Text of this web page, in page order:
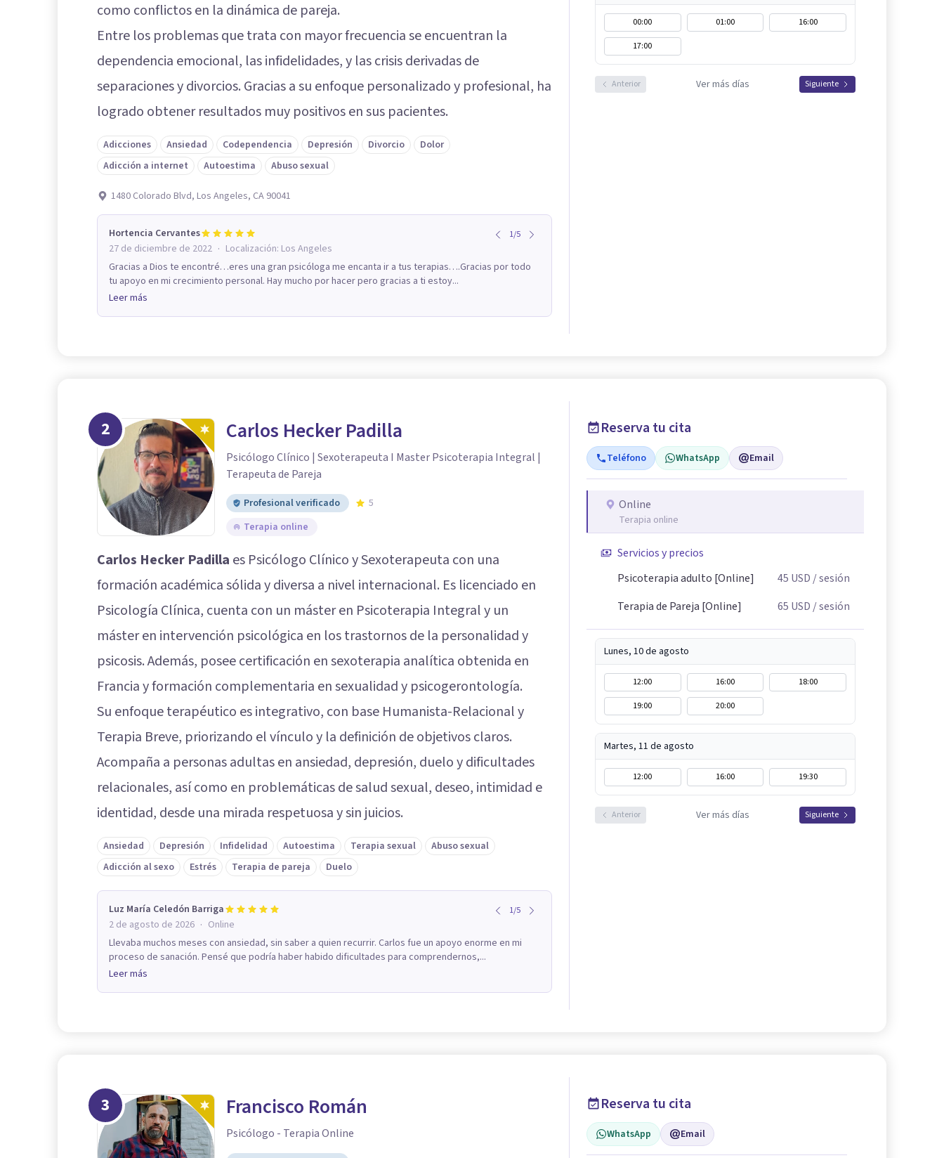
como conflictos en la dinámica de pareja.
Entre los problemas que trata con mayor frecuencia se encuentran la
dependencia emocional, las infidelidades, y las crisis derivadas de
separaciones y divorcios. Gracias a su enfoque personalizado y profesional, ha
logrado obtener resultados muy positivos en sus pacientes.
Adicciones Ansiedad Codependencia Depresión Divorcio
Dolor
Adicción a internet
Autoestima Abuso sexual
1480 Colorado Blvd, Los Angeles, CA 90041
Hortencia Cervantes 1/5
27 de diciembre de 2022 · Localización: Los Angeles
Gracias a Dios te encontré…eres una gran psicóloga me encanta ir a tus terapias….Gracias por todo
tu apoyo en mi crecimiento personal. Hay mucho por hacer pero gracias a ti estoy...
Leer más
00:00 01:00
16:00
17:00
Anterior Ver más días Siguiente
2 Carlos Hecker Padilla
Psicólogo Clínico | Sexoterapeuta I Master Psicoterapia Integral |
Terapeuta de Pareja
Profesional verificado
5
Terapia online
Carlos Hecker Padilla es Psicólogo Clínico y Sexoterapeuta con una
formación académica sólida y diversa a nivel internacional. Es licenciado en
Psicología Clínica, cuenta con un máster en Psicoterapia Integral y un
máster en intervención psicológica en los trastornos de la personalidad y
psicosis. Además, posee certificación en sexoterapia analítica obtenida en
Francia y formación complementaria en sexualidad y psicogerontología.
Su enfoque terapéutico es integrativo, con base Humanista-Relacional y
Terapia Breve, priorizando el vínculo y la definición de objetivos claros.
Acompaña a personas adultas en ansiedad, depresión, duelo y dificultades
relacionales, así como en problemáticas de salud sexual, deseo, intimidad e
identidad, desde una mirada respetuosa y sin juicios.
Ansiedad Depresión Infidelidad Autoestima Terapia sexual
Abuso sexual
Adicción al sexo
Estrés Terapia de pareja Duelo
Luz María Celedón Barriga 1/5
2 de agosto de 2026 · Online
Llevaba muchos meses con ansiedad, sin saber a quien recurrir. Carlos fue un apoyo enorme en mi
proceso de sanación. Pensé que podría haber habido dificultades para comprendernos,...
Leer más
Reserva tu cita
Teléfono WhatsApp Email
Online
Terapia online
Servicios y precios
Psicoterapia adulto [Online]
45 USD/ sesión
Terapia de Pareja [Online]
65 USD/ sesión
Lunes, 10 de agosto
12:00 16:00
18:00
19:00
20:00
Martes, 11 de agosto
12:00 16:00 19:30
Anterior Ver más días Siguiente
3 Francisco Román
Psicólogo - Terapia Online
Reserva tu cita
WhatsApp Email